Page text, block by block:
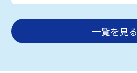
一覧を見る